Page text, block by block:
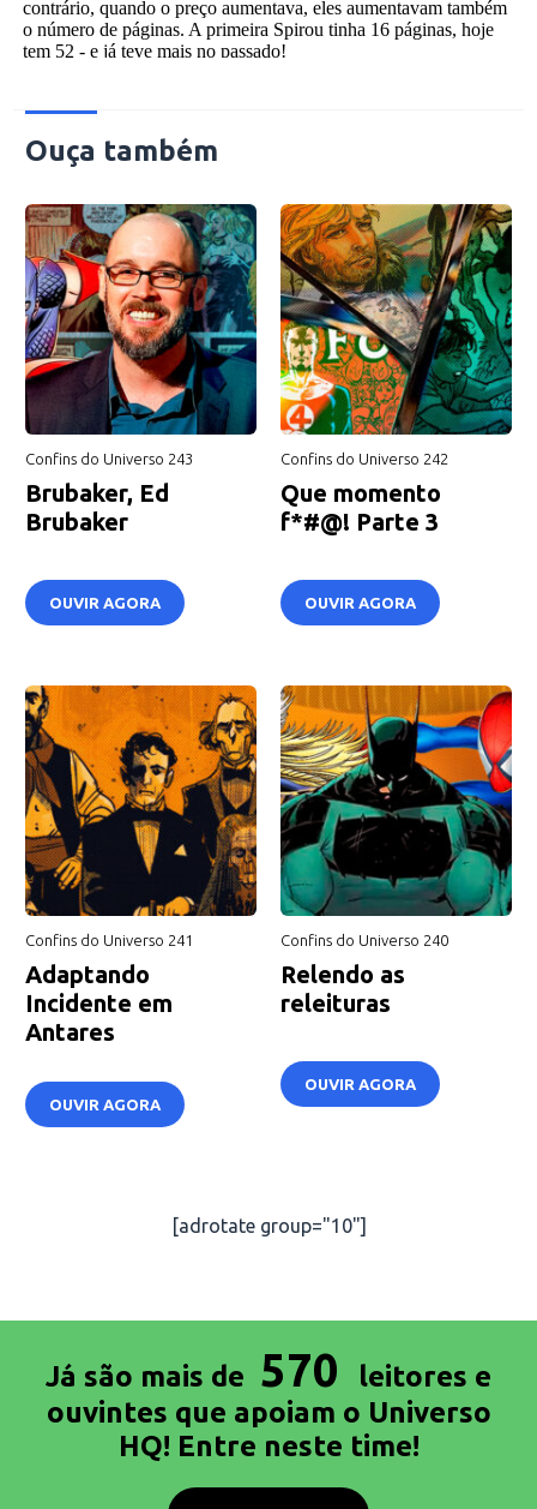
Ouça também
Confins do Universo 243
Brubaker, Ed
Brubaker
OUVIR AGORA
Confins do Universo 242
Que momento
f*#@! Parte 3
OUVIR AGORA
Confins do Universo 241
Adaptando
Incidente em
Antares
OUVIR AGORA
Confins do Universo 240
Relendo as
releituras
OUVIR AGORA
[adrotate group="10"]
Já são mais de 570
leitores e
ouvintes que apoiam o Universo
HQ! Entre neste time!